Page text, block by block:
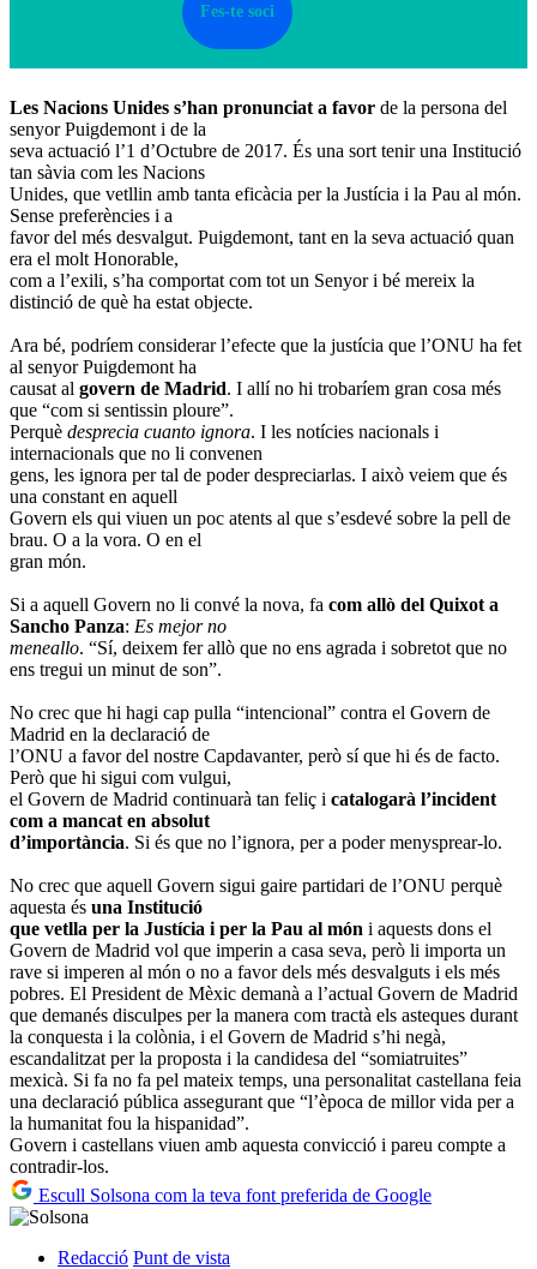
Fes-te soci
Les Nacions Unides s’han pronunciat a favor de la persona del
senyor Puigdemont i de la
seva actuació l’1 d’Octubre de 2017. És una sort tenir una Institució
tan sàvia com les Nacions
Unides, que vetllin amb tanta eficàcia per la Justícia i la Pau al món.
Sense preferències i a
favor del més desvalgut. Puigdemont, tant en la seva actuació quan
era el molt Honorable,
com a l’exili, s’ha comportat com tot un Senyor i bé mereix la
distinció de què ha estat objecte.
Ara bé, podríem considerar l’efecte que la justícia que l’ONU ha fet
al senyor Puigdemont ha
causat al govern de Madrid. I allí no hi trobaríem gran cosa més
que “com si sentissin ploure”.
Perquè desprecia cuanto ignora. I les notícies nacionals i
internacionals que no li convenen
gens, les ignora per tal de poder despreciarlas. I això veiem que és
una constant en aquell
Govern els qui viuen un poc atents al que s’esdevé sobre la pell de
brau. O a la vora. O en el
gran món.
Si a aquell Govern no li convé la nova, fa com allò del Quixot a
Sancho Panza: Es mejor no
meneallo. “Sí, deixem fer allò que no ens agrada i sobretot que no
ens tregui un minut de son”.
No crec que hi hagi cap pulla “intencional” contra el Govern de
Madrid en la declaració de
l’ONU a favor del nostre Capdavanter, però sí que hi és de facto.
Però que hi sigui com vulgui,
el Govern de Madrid continuarà tan feliç i catalogarà l’incident
com a mancat en absolut
d’importància. Si és que no l’ignora, per a poder menysprear-lo.
No crec que aquell Govern sigui gaire partidari de l’ONU perquè
aquesta és una Institució
que vetlla per la Justícia i per la Pau al món i aquests dons el
Govern de Madrid vol que imperin a casa seva, però li importa un
rave si imperen al món o no a favor dels més desvalguts i els més
pobres. El President de Mèxic demanà a l’actual Govern de Madrid
que demanés disculpes per la manera com tractà els asteques durant
la conquesta i la colònia, i el Govern de Madrid s’hi negà,
escandalitzat per la proposta i la candidesa del “somiatruites”
mexicà. Si fa no fa pel mateix temps, una personalitat castellana feia
una declaració pública assegurant que “l’època de millor vida per a
la humanitat fou la hispanidad”.
Govern i castellans viuen amb aquesta convicció i pareu compte a
contradir-los.
Escull Solsona com la teva font preferida de Google
Redacció Punt de vista